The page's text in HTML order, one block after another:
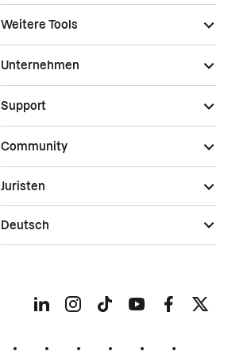
Weitere Tools
Unternehmen
Support
Community
Juristen
Deutsch